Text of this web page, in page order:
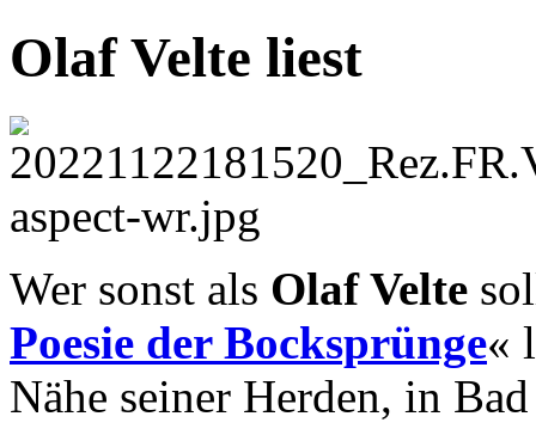
Olaf Velte liest
Wer sonst als Olaf Velte
Poesie der Bocksprünge«
Nähe seiner Herden, in